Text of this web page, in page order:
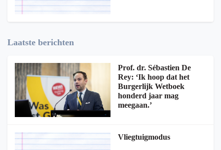
Laatste berichten
Prof. dr. Sébastien De
Rey: ‘Ik hoop dat het
Burgerlijk Wetboek
honderd jaar mag
meegaan.’
Vliegtuigmodus